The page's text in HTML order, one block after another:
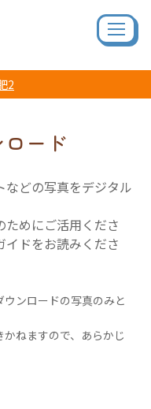
2
ード
などの写真をデジタル
めにご活用くださ
イドをお読みくださ
ンロードの写真のみと
ねますので、あらかじ